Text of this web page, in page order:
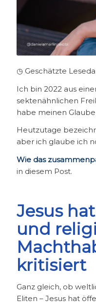
◷ Geschätzte
Ich bin 2022 aus
sektenähnlichen
habe meinen
Heutzutage
aber ich glaube ich
Wie das
in diesem Post.
Jesus
und
kritisiert
Ganz gleich, ob
Eliten – Jesus hat